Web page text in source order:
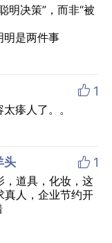
明决策”，而非“被
是两件事
 1
瘆人了。。
头  1
，道具，化妆，这
真人，企业节约开